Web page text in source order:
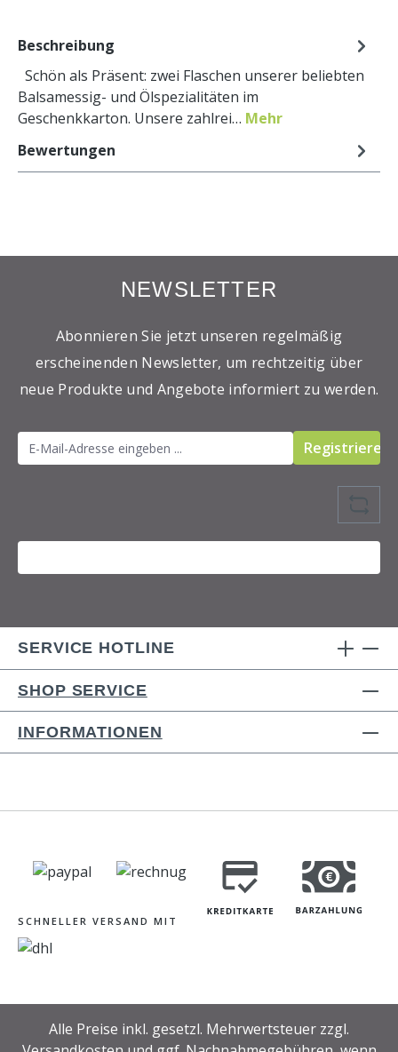
Beschreibung
Schön als Präsent: zwei Flaschen unserer beliebten
Balsamessig- und Ölspezialitäten im
Geschenkkarton. Unsere zahlrei… Mehr
Bewertungen
NEWSLETTER
Abonnieren Sie jetzt unseren regelmäßig
erscheinenden Newsletter, um rechtzeitig über
neue Produkte und Angebote informiert zu werden.
Registrieren
SERVICE HOTLINE
SHOP SERVICE
INFORMATIONEN
SCHNELLER VERSAND MIT
Alle Preise inkl. gesetzl. Mehrwertsteuer zzgl.